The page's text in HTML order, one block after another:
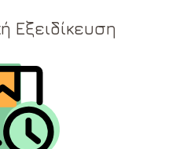
Εξειδίκευση